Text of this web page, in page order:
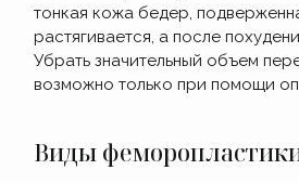
тонкая кожа бедер,
растягивается, а после
Убрать значительный объем
возможно только при помощи
Виды